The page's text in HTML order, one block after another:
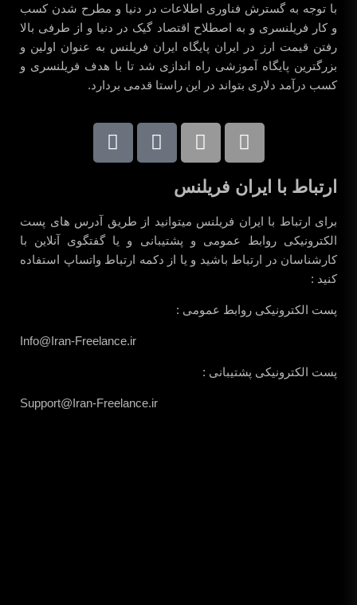
با توجه به گسترش فناوری اطلاعات در دنیا و مطرح شدن کسب
و کار فریلنسری و به اصطلاح اقتصاد گیک در دنیا و از طرفی بالا
رفتن قیمت ارز در ایران پایگاه ایران فریلنس به عنوان اولین و
بزرگترین پایگاه آموزشی راه اندازی شد تا با هدف فریلنسری و
کسب درآمد دلاری بتواند در این راستا قدمی بردارد.
ارتباط با ایران فریلنس
برای ارتباط با ایران فریلنس میتوانید از طریق آدرس های پست
الکترونیکی روابط عمومی و پشتیبانی و یا گفتگوی آنلاین با
کارشناسان در ارتباط باشید و یا از دکمه ارتباط واتساپ استفاده
کنید :
پست الکترونیکی روابط عمومی :
Info@Iran-Freelance.ir
پست الکترونیکی پشتیبانی :
Support@Iran-Freelance.ir